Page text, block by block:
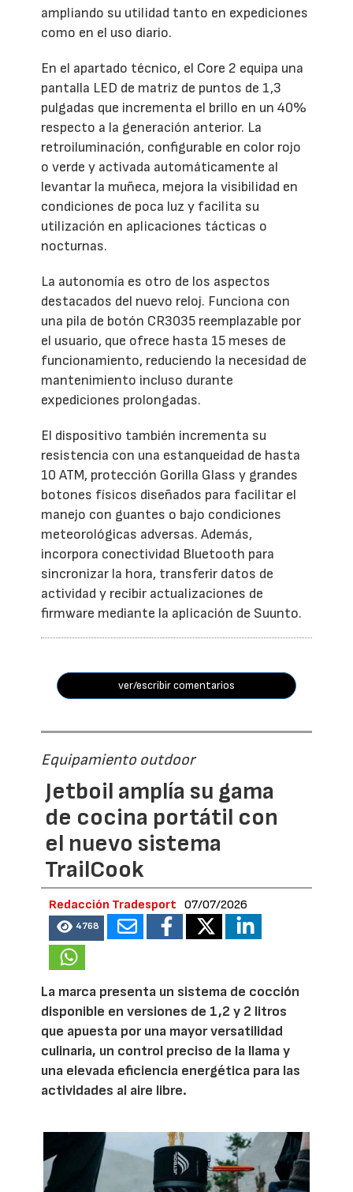
ampliando su utilidad tanto en expediciones
como en el uso diario.
En el apartado técnico, el Core 2 equipa una
pantalla LED de matriz de puntos de 1,3
pulgadas que incrementa el brillo en un 40%
respecto a la generación anterior. La
retroiluminación, configurable en color rojo
o verde y activada automáticamente al
levantar la muñeca, mejora la visibilidad en
condiciones de poca luz y facilita su
utilización en aplicaciones tácticas o
nocturnas.
La autonomía es otro de los aspectos
destacados del nuevo reloj. Funciona con
una pila de botón CR3035 reemplazable por
el usuario, que ofrece hasta 15 meses de
funcionamiento, reduciendo la necesidad de
mantenimiento incluso durante
expediciones prolongadas.
El dispositivo también incrementa su
resistencia con una estanqueidad de hasta
10 ATM, protección Gorilla Glass y grandes
botones físicos diseñados para facilitar el
manejo con guantes o bajo condiciones
meteorológicas adversas. Además,
incorpora conectividad Bluetooth para
sincronizar la hora, transferir datos de
actividad y recibir actualizaciones de
firmware mediante la aplicación de Suunto.
ver/escribir comentarios
Equipamiento outdoor
Jetboil amplía su gama
de cocina portátil con
el nuevo sistema
TrailCook
Redacción Tradesport 07/07/2026
4768
La marca presenta un sistema de cocción
disponible en versiones de 1,2 y 2 litros
que apuesta por una mayor versatilidad
culinaria, un control preciso de la llama y
una elevada eficiencia energética para las
actividades al aire libre.